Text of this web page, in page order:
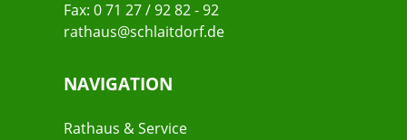
Fax: 0 71 27 / 92 82 - 92
rathaus@schlaitdorf.de
NAVIGATION
Rathaus & Service